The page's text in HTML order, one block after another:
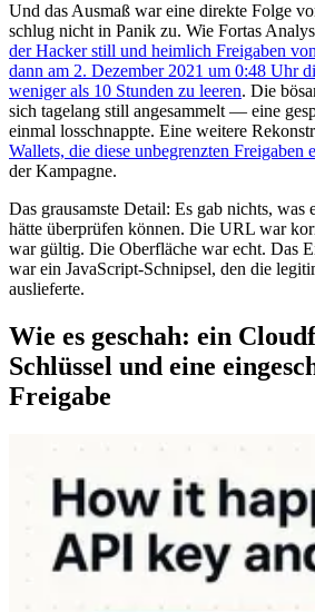
Und das Ausmaß war eine direkte Folge
schlug nicht in Panik zu. Wie Fortas
der Hacker still und heimlich Freigaben
dann am 2. Dezember 2021 um 0:48 Uhr
weniger als 10 Stunden zu leeren. Die
sich tagelang still angesammelt — eine
einmal losschnappte. Eine weitere
Wallets, die diese unbegrenzten Freigaben
der Kampagne.
Das grausamste Detail: Es gab nichts,
hätte überprüfen können. Die URL war
war gültig. Die Oberfläche war echt. Das
war ein JavaScript-Schnipsel, den die
auslieferte.
Wie es geschah: ein
Schlüssel und eine
Freigabe